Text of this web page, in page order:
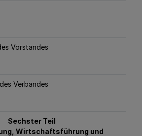
Vorstandes
Verbandes
Sechster Teil
Wirtschaftsführung und